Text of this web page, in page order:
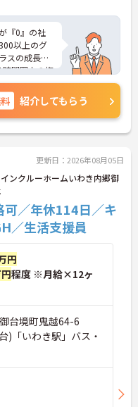
『0』の社
以上のグ
スの成長企
間圏内の複
ートスタッ
ンです。
タッフの身
与されるこ
間休日114
ちながら定
石に整って
れるマネジ
ーへのキ
環境で専門
にお勧めで
ため、各ホ
にも携わる
に直結しま
屈指の制度
す。
を備えて
紹介してもらう
更新日：2026年08月05日
ンクルーホームいわき内郷御
可／年休114日／キ
／生活支援員
円
程度 ※月給×12ヶ
台境町鬼越64-6
)「いわき駅」バス・